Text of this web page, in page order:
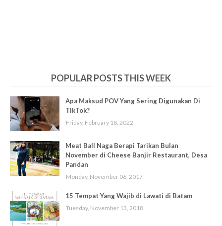
POPULAR POSTS THIS WEEK
Apa Maksud POV Yang Sering Digunakan Di
TikTok?
Friday, February 18, 2022
Meat Ball Naga Berapi Tarikan Bulan
November di Cheese Banjir Restaurant, Desa
Pandan
Monday, November 06, 2017
15 Tempat Yang Wajib di Lawati di Batam
Tuesday, November 13, 2018